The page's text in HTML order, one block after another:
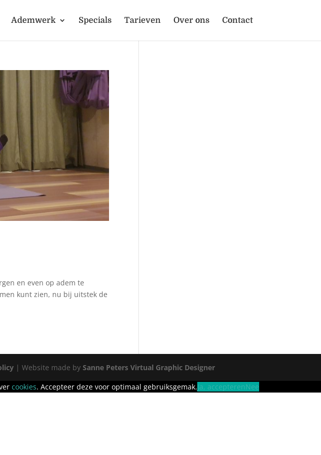
Ademwerk Specials Tarieven Over ons Contact
en even op adem te
kunt zien, nu bij uitstek de
| Website made by Sanne Peters Virtual Graphic Designer
cookies. Accepteer deze voor optimaal gebruiksgemak.Ja, accepterenNee